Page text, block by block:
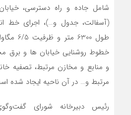
شامل جاده و راه دسترسی،
(آسفالت، جدول و…)، اجرای خط
طول
خطوط روشنایی خیابان ها و برق
و منابع و مخازن مرتبط، تصفیه
مرتبط و… در آن ناحیه ایجاد شده
رئیس دبیرخانه شورای